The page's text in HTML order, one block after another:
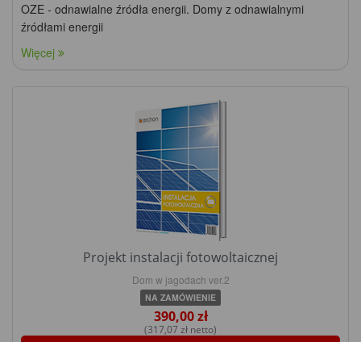
OZE - odnawialne źródła energii. Domy z odnawialnymi
źródłami energii
Więcej
Projekt instalacji fotowoltaicznej
Dom w jagodach ver.2
NA ZAMÓWIENIE
390,00 zł
(317,07 zł netto)